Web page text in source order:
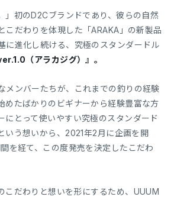
」初のD2Cブランドであり、彼らの自然
こだわりを体現した「ARAKA」の新製品
に進化し続ける、究極のスタンダードル
（アラカジグ）』。
メンバーたちが、これまでの釣りの経験
めたばかりのビギナーから経験豊富な方
にとって使いやすい究極のスタンダード
いう想いから、2021年2月に企画を開
を経て、この度発売を決定したこだわ
こだわりと想いを形にするため、UUUM